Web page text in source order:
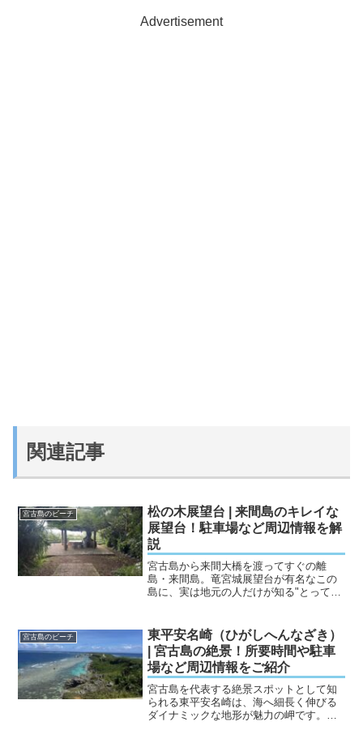
Advertisement
関連記事
宮古島のビーチ
松の木展望台 | 来間島のキレイな
展望台！駐車場など周辺情報を解
説
宮古島から来間大橋を渡ってすぐの離
島・来間島。竜宮城展望台が有名なこの
島に、実は地元の人だけが知る"とってお
姿でひっそりと佇む「松の木展望台」で
す。眼下に広がる来間漁...
宮古島のビーチ
東平安名崎（ひがしへんなざき）
| 宮古島の絶景！所要時間や駐車
場など周辺情報をご紹介
宮古島を代表する絶景スポットとして知
られる東平安名崎は、海へ細長く伸びる
ダイナミックな地形が魅力の岬です。太